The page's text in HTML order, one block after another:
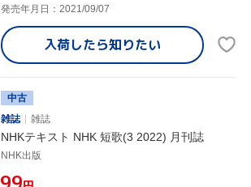
発売年月日：2021/09/07
入荷したら知りたい
中古
雑誌
雑誌
NHKテキスト NHK 短歌(3 2022) 月刊誌
NHK出版